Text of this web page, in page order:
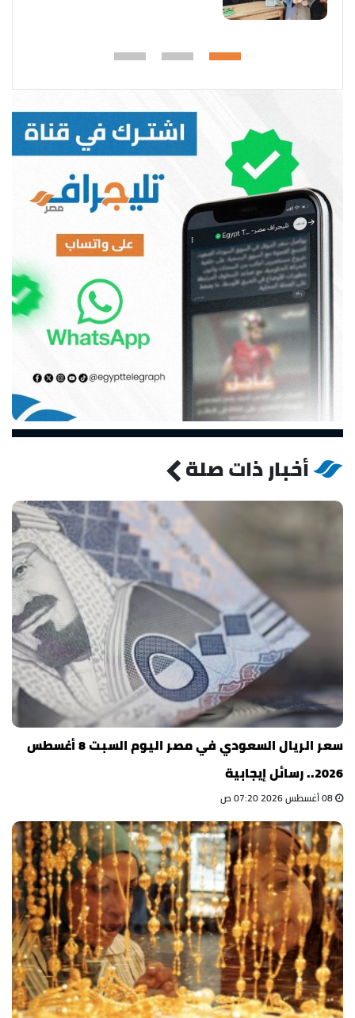
أخبار ذات صلة
سعر الريال السعودي في مصر اليوم السبت 8 أغسطس
2026.. رسائل إيجابية